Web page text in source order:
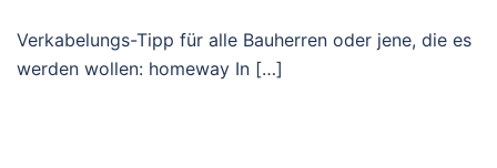
Verkabelungs-Tipp für alle Bauherren oder jene, die es
werden wollen: homeway In […]